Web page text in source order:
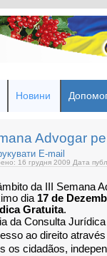
Новини
Advogar
E-mail
16 грудня 2009 Дата
da III Semana
dia 17 de
Gratuita.
da Consulta
ao direito
os cidadãos,